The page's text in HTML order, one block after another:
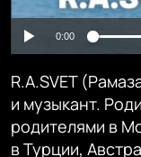
Auto
0:00
R.A.SVET
и музыкант.
родителями в
в Турции,